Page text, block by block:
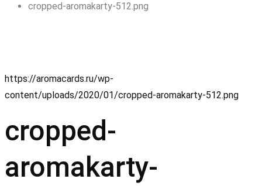
cropped-aromakarty-512.png
https://aromacards.ru/wp-
content/uploads/2020/01/cropped-aromakarty-512.png
cropped-
aromakarty-